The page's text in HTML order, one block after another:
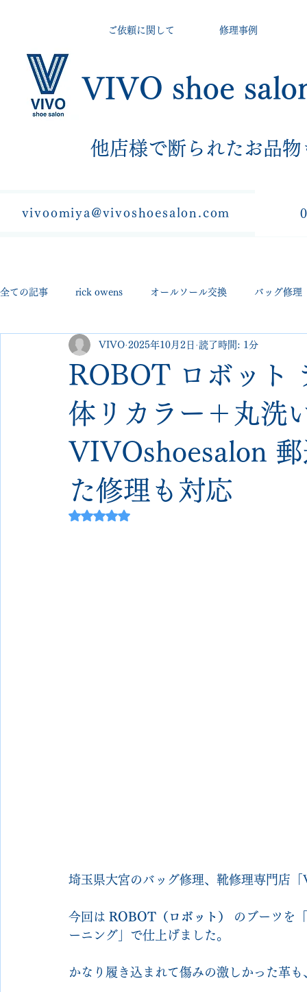
VIVO shoe
他店様で断られたお品物
ご依頼に関して 修理事例
vivoomiya@vivoshoesalon.com
全ての記事 rick owens オールソール交換 バッグ修理
george cleverley Christian louboutin allen edmonds
new balance jimmy choo クリーニング•撥水コーテ
edward green george cox hermes
crockett&jones
ROBOT ロボット
体リカラー＋丸洗
VIVOshoesalon
た修理も対応
VIVO 2025年10月2日 読了時間: 1分
5つ星のうちNaNと評価されています。
埼玉県大宮のバッグ修理、靴修理専門店
今回は ROBOT（ロボット）
のブーツを
ーニング」で仕上げました。
かなり履き込まれて傷みの激しかった革